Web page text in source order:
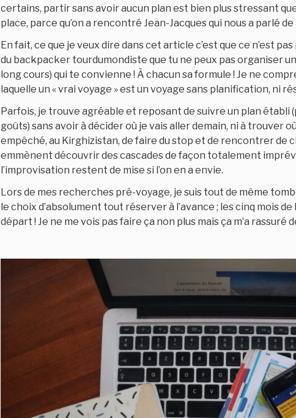
certains, partir sans avoir aucun plan est bien plus stressant
place, parce qu’on a rencontré Jean-Jacques qui nous a parlé
En fait, ce que je veux dire dans cet article c’est que ce n’est
du backpacker tourdumondiste que tu ne peux pas organiser
long cours) qui te convienne ! À chacun sa formule ! Je ne
laquelle un « vrai voyage » est un voyage sans planification, ni
Parfois, je trouve agréable et reposant de suivre un plan établi
goûts) sans avoir à décider où je vais aller demain, ni à trouver
empêché, au Kirghizistan, de faire du stop et de rencontrer de
emmènent découvrir des cascades de façon totalement
l’improvisation restent de mise si l’on en a envie.
Lors de mes recherches pré-voyage, je suis tout de même
le choix d’absolument tout réserver à l’avance ; les cinq mois
départ ! Je ne me vois pas faire ça non plus mais ça m’a